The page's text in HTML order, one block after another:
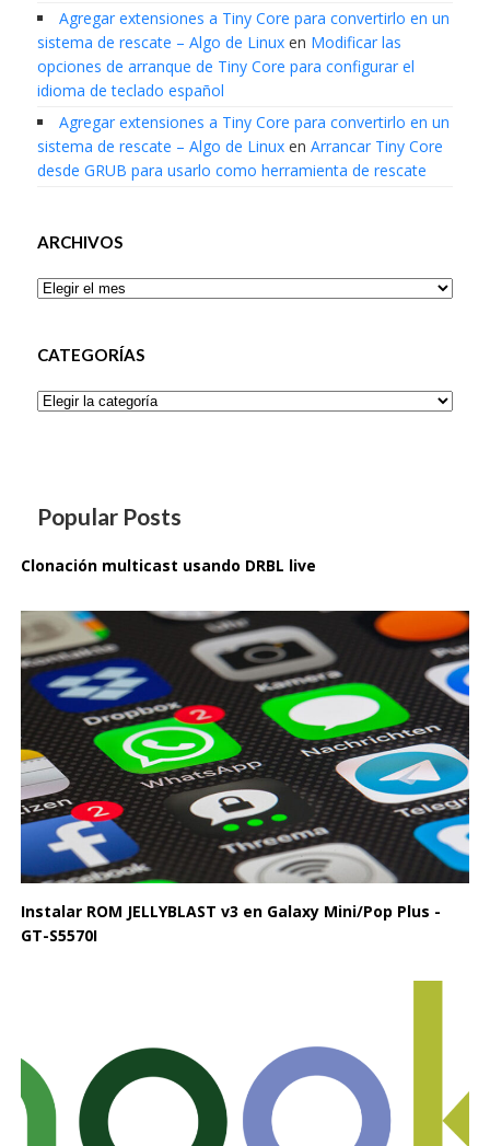
Agregar extensiones a Tiny Core para convertirlo en un
sistema de rescate – Algo de Linuxen Modificar las
opciones de arranque de Tiny Core para configurar el
idioma de teclado español
Agregar extensiones a Tiny Core para convertirlo en un
sistema de rescate – Algo de Linuxen Arrancar Tiny Core
desde GRUB para usarlo como herramienta de rescate
ARCHIVOS
Archivos
CATEGORÍAS
Categorías
Popular Posts
Clonación multicast usando DRBL live
Instalar ROM JELLYBLAST v3 en Galaxy Mini/Pop Plus -
GT-S5570I